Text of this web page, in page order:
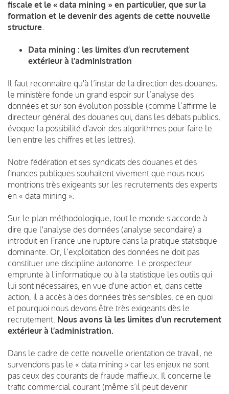
fiscale et le « data mining » en particulier, que sur la
formation et le devenir des agents de cette nouvelle
structure.
Data mining : les limites d’un recrutement
extérieur à l’administration
Il faut reconnaître qu'à l’instar de la direction des douanes,
le ministère fonde un grand espoir sur l’analyse des
données et sur son évolution possible (comme l’affirme le
directeur général des douanes qui, dans les débats publics,
évoque la possibilité d'avoir des algorithmes pour faire le
lien entre les chiffres et les lettres).
Notre fédération et ses syndicats des douanes et des
finances publiques souhaitent vivement que nous nous
montrions très exigeants sur les recrutements des experts
en « data mining ».
Sur le plan méthodologique, tout le monde s'accorde à
dire que l'analyse des données (analyse secondaire) a
introduit en France une rupture dans la pratique statistique
dominante. Or, l’exploitation des données ne doit pas
constituer une discipline autonome. Le prospecteur
emprunte à l'informatique ou à la statistique les outils qui
lui sont nécessaires, en vue d'une action et, dans cette
action, il a accès à des données très sensibles, ce en quoi
et pourquoi nous devons être très exigeants dès le
recrutement. Nous avons là les limites d’un recrutement
extérieur à l’administration.
Dans le cadre de cette nouvelle orientation de travail, ne
survendons pas le « data mining » car les enjeux ne sont
pas ceux des courants de fraude maffieux. Il concerne le
trafic commercial courant (même s’il peut devenir